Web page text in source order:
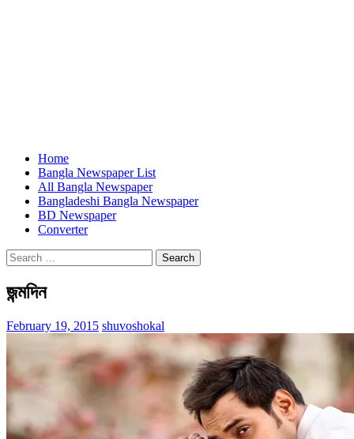
Home
Bangla Newspaper List
All Bangla Newspaper
Bangladeshi Bangla Newspaper
BD Newspaper
Converter
Search
for:
জন্মদিন
February 19, 2015 shuvoshokal